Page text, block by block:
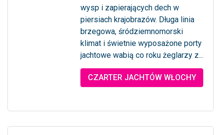
wysp i zapierających dech w
piersiach krajobrazów. Długa linia
brzegowa, śródziemnomorski
klimat i świetnie wyposażone porty
jachtowe wabią co roku żeglarzy z...
... więcej
CZARTER JACHTÓW WŁOCHY